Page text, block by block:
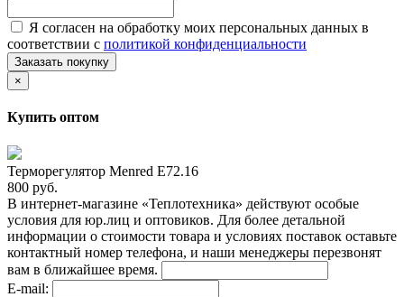
Я согласен на обработку моих персональных данных в
соответствии с политикой конфиденциальности
Заказать покупку
×
Купить оптом
Терморегулятор Menred E72.16
800 руб.
В интернет-магазине «Теплотехника» действуют особые
условия для юр.лиц и оптовиков. Для более детальной
информации о стоимости товара и условиях поставок оставьте
контактный номер телефона, и наши менеджеры перезвонят
вам в ближайшее время.
E-mail: